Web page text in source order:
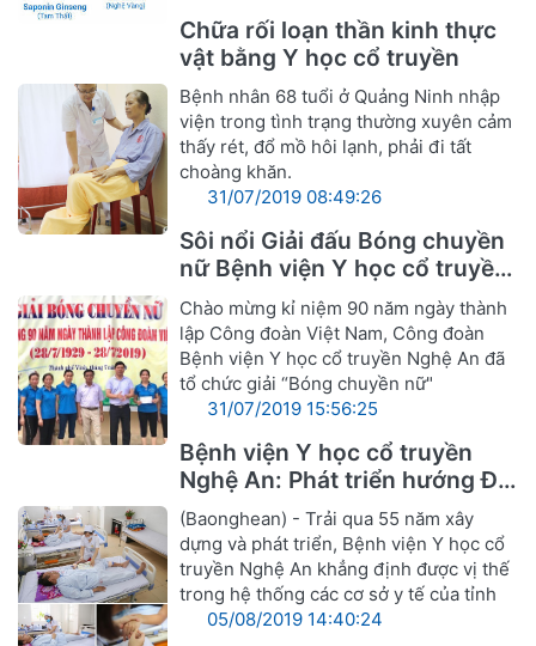
Chữa rối loạn thần kinh thực
vật bằng Y học cổ truyền
Bệnh nhân 68 tuổi ở Quảng Ninh nhập
viện trong tình trạng thường xuyên cảm
thấy rét, đổ mồ hôi lạnh, phải đi tất
choàng khăn.
31/07/2019 08:49:26
Sôi nổi Giải đấu Bóng chuyền
nữ Bệnh viện Y học cổ truyền
Nghệ An
Chào mừng kỉ niệm 90 năm ngày thành
lập Công đoàn Việt Nam, Công đoàn
Bệnh viện Y học cổ truyền Nghệ An đã
tổ chức giải “Bóng chuyền nữ"
31/07/2019 15:56:25
Bệnh viện Y học cổ truyền
Nghệ An: Phát triển hướng Đa
khoa Y, Dược cổ truyền
(Baonghean) - Trải qua 55 năm xây
dựng và phát triển, Bệnh viện Y học cổ
truyền Nghệ An khẳng định được vị thế
trong hệ thống các cơ sở y tế của tỉnh
05/08/2019 14:40:24